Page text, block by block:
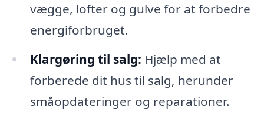
vægge, lofter og gulve for at forbedre
energiforbruget.
Klargøring til salg: Hjælp med at
forberede dit hus til salg, herunder
småopdateringer og reparationer.